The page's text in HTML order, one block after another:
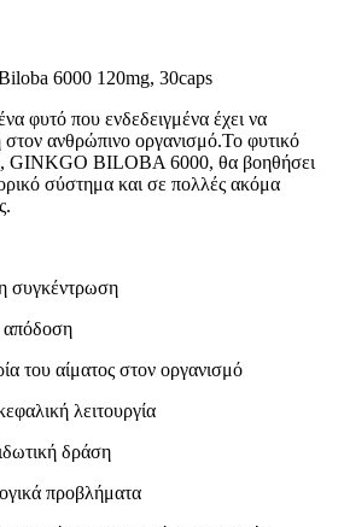
6000 120mg, 30caps
φυτό που ενδεδειγμένα έχει να
ανθρώπινο οργανισμό.Το φυτικό
GINKGO BILOBA 6000, θα βοηθήσει
σύστημα και σε πολλές ακόμα
συγκέντρωση
απόδοση
του αίματος στον οργανισμό
λειτουργία
δράση
προβλήματα